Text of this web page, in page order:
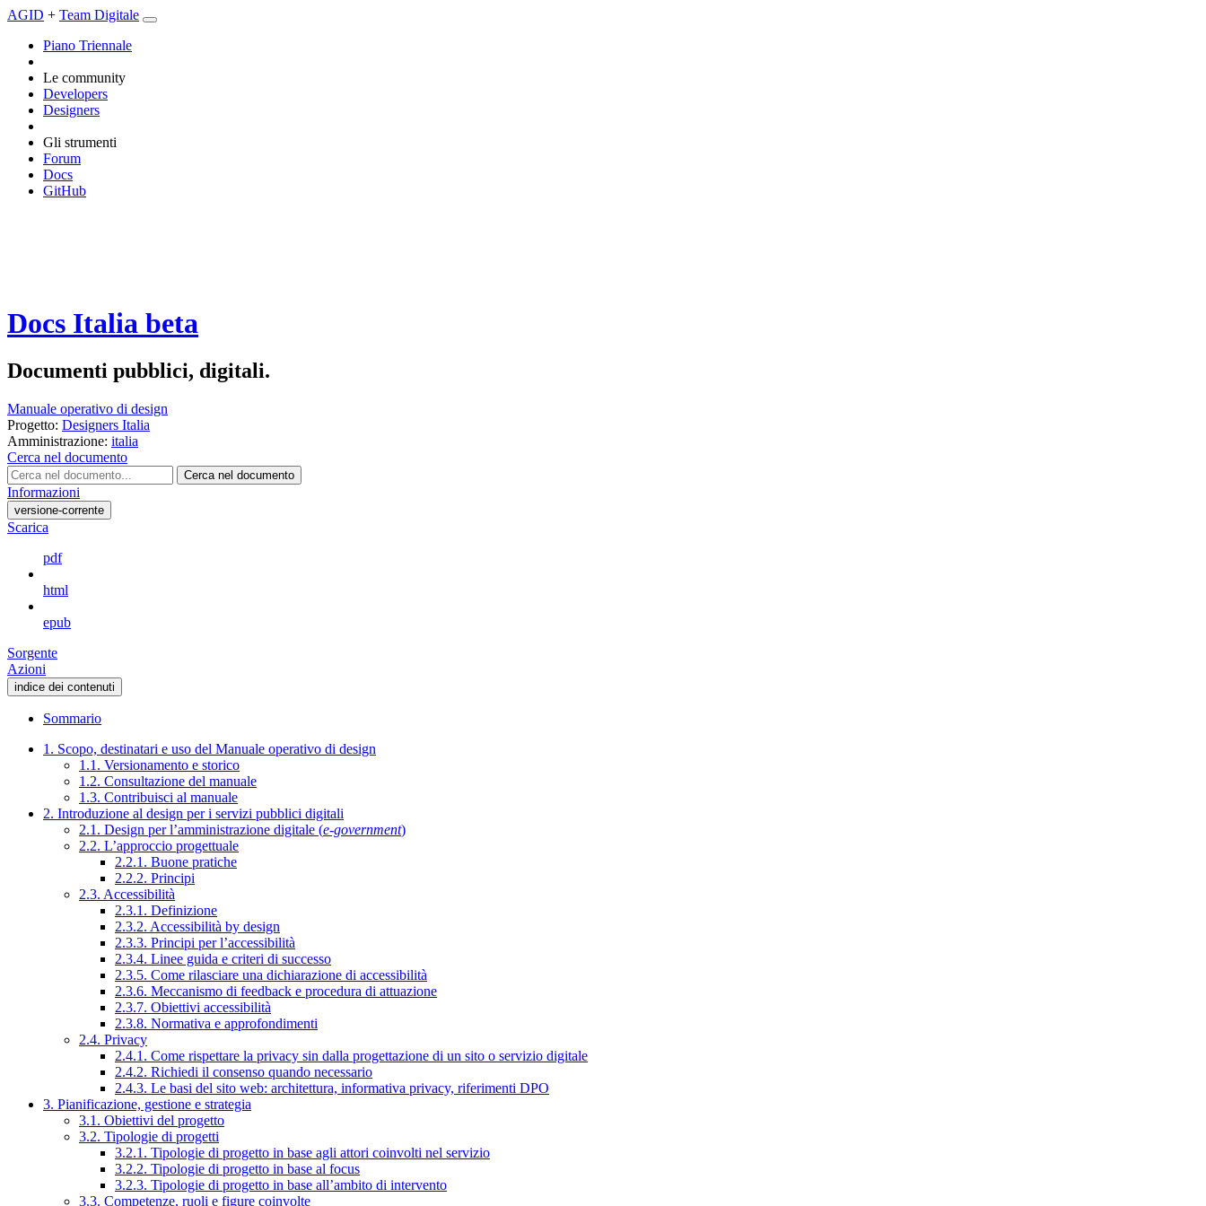
AGID + Team Digitale
Piano Triennale
Le community
Developers
Designers
Gli strumenti
Forum
Docs
GitHub
Docs Italia beta
Documenti pubblici, digitali.
Manuale operativo di design
Progetto: Designers Italia
Amministrazione: italia
Cerca nel documento
Cerca nel documento
Informazioni
versione-corrente
Scarica
pdf
html
epub
Sorgente
Azioni
indice dei contenuti
Sommario
1. Scopo, destinatari e uso del Manuale operativo di design
1.1. Versionamento e storico
1.2. Consultazione del manuale
1.3. Contribuisci al manuale
2. Introduzione al design per i servizi pubblici digitali
2.1. Design per l’amministrazione digitale (e-government)
2.2. L’approccio progettuale
2.2.1. Buone pratiche
2.2.2. Principi
2.3. Accessibilità
2.3.1. Definizione
2.3.2. Accessibilità by design
2.3.3. Principi per l’accessibilità
2.3.4. Linee guida e criteri di successo
2.3.5. Come rilasciare una dichiarazione di accessibilità
2.3.6. Meccanismo di feedback e procedura di attuazione
2.3.7. Obiettivi accessibilità
2.3.8. Normativa e approfondimenti
2.4. Privacy
2.4.1. Come rispettare la privacy sin dalla progettazione di un sito o servizio digitale
2.4.2. Richiedi il consenso quando necessario
2.4.3. Le basi del sito web: architettura, informativa privacy, riferimenti DPO
3. Pianificazione, gestione e strategia
3.1. Obiettivi del progetto
3.2. Tipologie di progetti
3.2.1. Tipologie di progetto in base agli attori coinvolti nel servizio
3.2.2. Tipologie di progetto in base al focus
3.2.3. Tipologie di progetto in base all’ambito di intervento
3.3. Competenze, ruoli e figure coinvolte